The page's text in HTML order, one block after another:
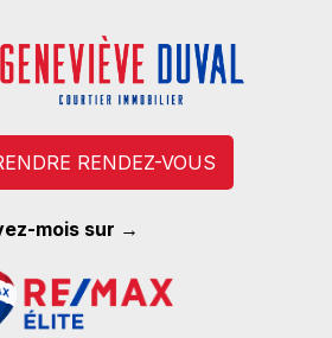
RENDEZ-VOUS
mois sur →